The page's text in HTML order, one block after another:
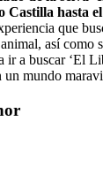
Castilla hasta
que
así como
ir a buscar ‘El
un mundo